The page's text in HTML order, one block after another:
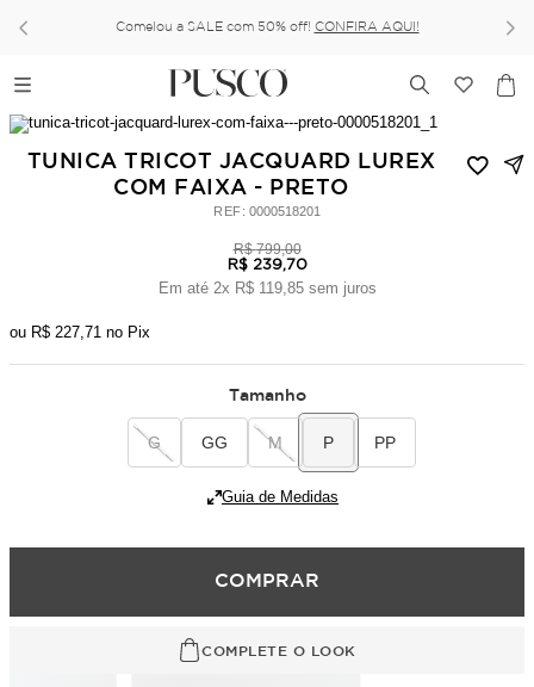
Comelou a SALE com 50% off! CONFIRA AQUI!
TUNICA TRICOT JACQUARD LUREX
COM FAIXA - PRETO
: 0000518201
R$ 799,00
R$ 239,70
Em até 2x R$ 119,85sem juros
ou R$ 227 71 no Pix
Tamanho
G GG M P PP
Guia de Medidas
COMPRAR
COMPLETE O LOOK